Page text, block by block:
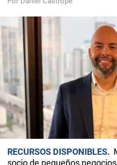
RECURSOS DISPONIBLES
socio de pequeños